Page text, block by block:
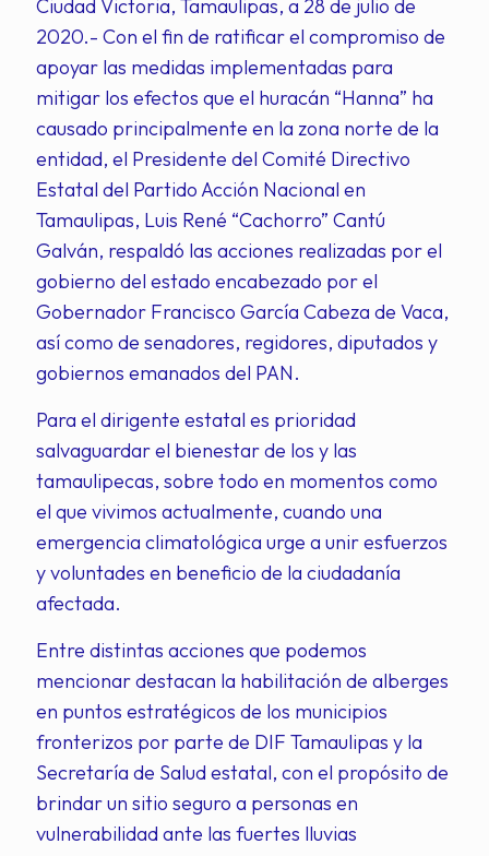
Ciudad Victoria, Tamaulipas, a 28 de julio de
2020.- Con el fin de ratificar el compromiso de
apoyar las medidas implementadas para
mitigar los efectos que el huracán “Hanna” ha
causado principalmente en la zona norte de la
entidad, el Presidente del Comité Directivo
Estatal del Partido Acción Nacional en
Tamaulipas, Luis René “Cachorro” Cantú
Galván, respaldó las acciones realizadas por el
gobierno del estado encabezado por el
Gobernador Francisco García Cabeza de Vaca,
así como de senadores, regidores, diputados y
gobiernos emanados del PAN.
Para el dirigente estatal es prioridad
salvaguardar el bienestar de los y las
tamaulipecas, sobre todo en momentos como
el que vivimos actualmente, cuando una
emergencia climatológica urge a unir esfuerzos
y voluntades en beneficio de la ciudadanía
afectada.
Entre distintas acciones que podemos
mencionar destacan la habilitación de alberges
en puntos estratégicos de los municipios
fronterizos por parte de DIF Tamaulipas y la
Secretaría de Salud estatal, con el propósito de
brindar un sitio seguro a personas en
vulnerabilidad ante las fuertes lluvias